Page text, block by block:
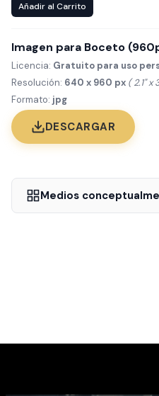
Añadir al Carrito
Imagen para Boceto
Licencia: Gratuito para uso
Resolución: 640 x 960 px ( 2.1" x
Formato: jpg
DESCARGAR
Medios